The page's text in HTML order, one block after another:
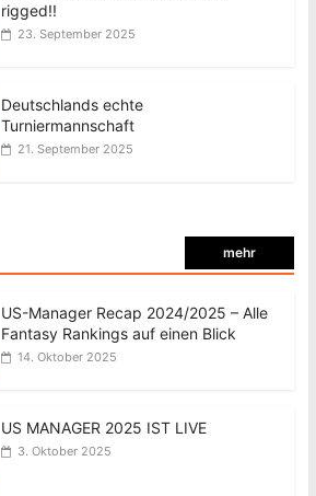
rigged!!
23. September 2025
Deutschlands echte
Turniermannschaft
21. September 2025
mehr
US-Manager Recap 2024/2025 – Alle
Fantasy Rankings auf einen Blick
14. Oktober 2025
US MANAGER 2025 IST LIVE
3. Oktober 2025